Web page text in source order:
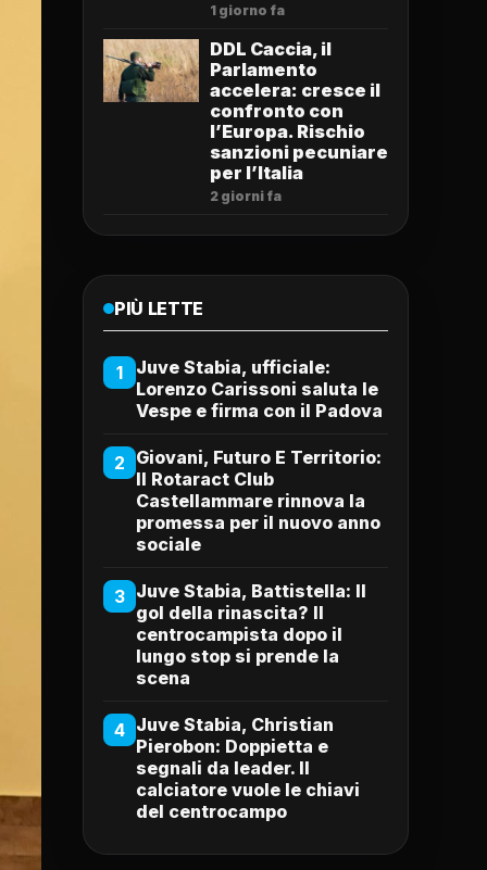
1 giorno fa
DDL Caccia, il
Parlamento
accelera: cresce il
confronto con
l’Europa. Rischio
sanzioni pecuniare
per l’Italia
2 giorni fa
PIÙ LETTE
1
Juve Stabia, ufficiale:
Lorenzo Carissoni saluta le
Vespe e firma con il Padova
2 Giovani, Futuro E Territorio:
Il Rotaract Club
Castellammare rinnova la
promessa per il nuovo anno
sociale
3 Juve Stabia, Battistella: Il
gol della rinascita? Il
centrocampista dopo il
lungo stop si prende la
scena
4 Juve Stabia, Christian
Pierobon: Doppietta e
segnali da leader. Il
calciatore vuole le chiavi
del centrocampo